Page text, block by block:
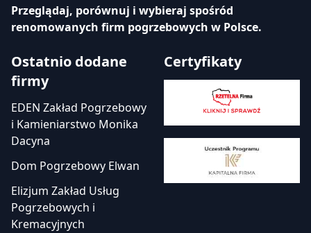
Przeglądaj, porównuj i wybieraj spośród
renomowanych firm pogrzebowych w Polsce.
Ostatnio dodane
firmy
EDEN Zakład Pogrzebowy
i Kamieniarstwo Monika
Dacyna
Dom Pogrzebowy Elwan
Elizjum Zakład Usług
Pogrzebowych i
Kremacyjnych
Certyfikaty